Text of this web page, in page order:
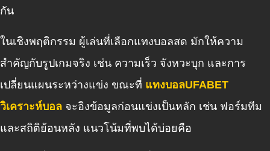
กัน
ในเชิงพฤติกรรม ผู้เล่นที่เลือกแทงบอลสด มักให้ความ
สำคัญกับรูปเกมจริง เช่น ความเร็ว จังหวะบุก และการ
เปลี่ยนแผนระหว่างแข่ง ขณะที่ แทงบอลUFABET
วิเคราะห์บอล จะอิงข้อมูลก่อนแข่งเป็นหลัก เช่น ฟอร์มทีม
และสถิติย้อนหลัง แนวโน้มที่พบได้บ่อยคือ